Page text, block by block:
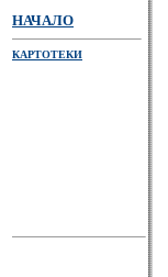
НАЧАЛО
КАРТОТЕКИ